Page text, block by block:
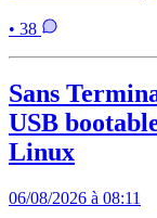
• 38
Sans
USB
Linux
06/08/2026 à 08:11